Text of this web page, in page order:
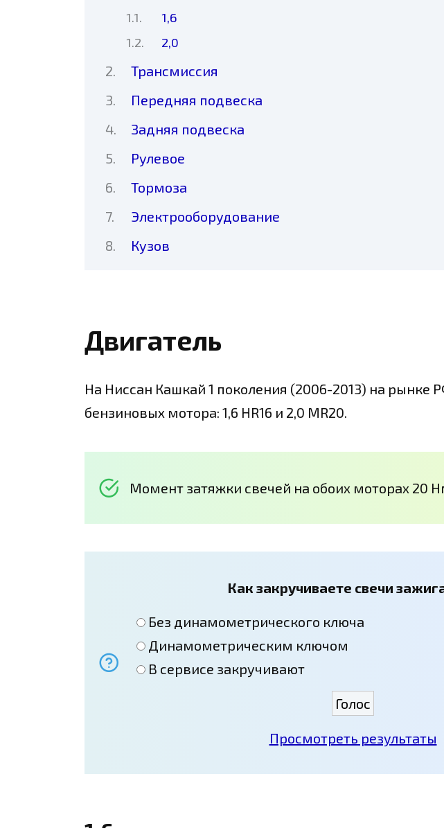
1,6
2,0
Трансмиссия
Передняя подвеска
Задняя подвеска
Рулевое
Тормоза
Электрооборудование
Кузов
Двигатель
На Ниссан Кашкай 1 поколения (2006-2013) на рынке
бензиновых мотора: 1,6 HR16 и 2,0 MR20.
Момент затяжки свечей на обоих моторах 20
Как закручиваете свечи
Без динамометрического ключа
Динамометрическим ключом
В сервисе закручивают
Просмотреть результаты